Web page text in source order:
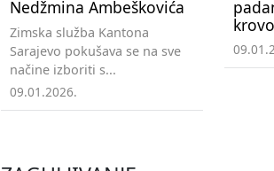
Nedžmina Ambeškovića
Zimska služba Kantona
Sarajevo pokušava se na sve
načine izboriti s...
09.01.2026.